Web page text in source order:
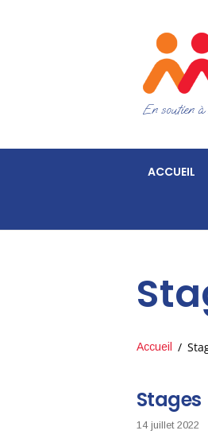
En soutien
ACCUEIL
Accueil
Stages
14 juillet 2022